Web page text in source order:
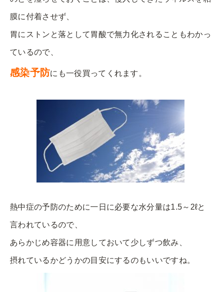
膜に付着させず、
胃にストンと落として胃酸で無力化されることもわかっ
ているので、
感染予防にも一役買ってくれます。
熱中症の予防のために一日に必要な水分量は1.5～2ℓと
言われているので、
あらかじめ容器に用意しておいて少しずつ飲み、
摂れているかどうかの目安にするのもいいですね。